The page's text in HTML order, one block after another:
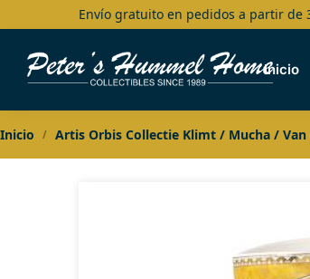
Envío gratuito en pedidos a partir de
Inicio
Search
Inicio / Artis Orbis Collectie Klimt / Mucha / Van